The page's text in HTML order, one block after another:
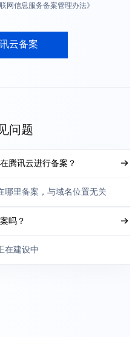
网信息服务备案管理办法》
云备案
问题
腾讯云进行备案？
哪里备案，与域名位置无关
吗？
在建设中